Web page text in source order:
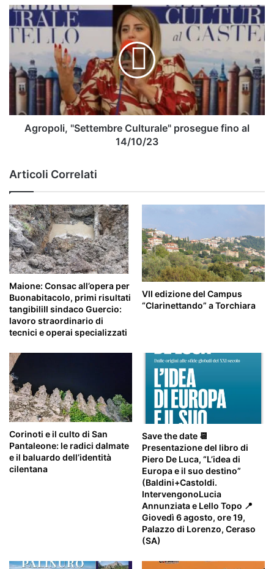
PADRE
PIO
Agropoli,
"Settembre
Culturale"
fino
al
14/10/23
Agropoli, "Settembre Culturale" prosegue fino al
14/10/23
Articoli Correlati
Maione: Consac all’opera per
Buonabitacolo, primi risultati
tangibiliIl sindaco Guercio:
lavoro straordinario di
tecnici e operai specializzati
VII edizione del Campus
“Clarinettando” a Torchiara
Corinoti e il culto di San
Pantaleone: le radici dalmate
e il baluardo dell’identità
cilentana
Save the date 📆
Presentazione del libro di
Piero De Luca, “L’idea di
Europa e il suo destino”
(Baldini+Castoldi.
IntervengonoLucia
Annunziata e Lello Topo 📍
Giovedì 6 agosto, ore 19,
Palazzo di Lorenzo, Ceraso
(SA)